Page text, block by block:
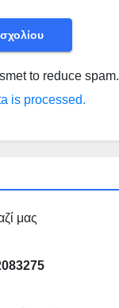
to reduce spam.
is processed.
μας